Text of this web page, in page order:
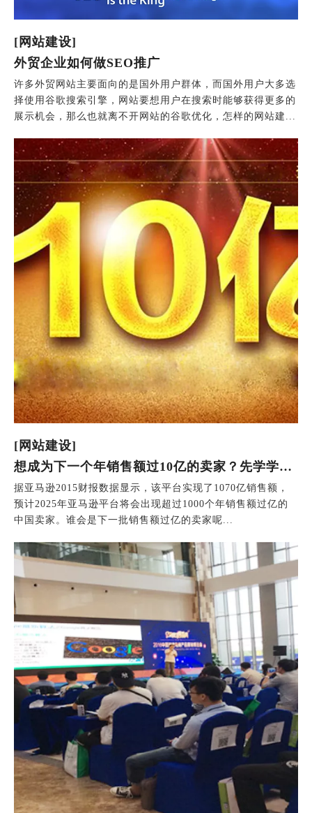
[网站建设]
外贸企业如何做SEO推广
许多外贸网站主要面向的是国外用户群体，而国外用户大多选
择使用谷歌搜索引擎，网站要想用户在搜索时能够获得更多的
展示机会，那么也就离不开网站的谷歌优化，怎样的网站建...
[网站建设]
想成为下一个年销售额过10亿的卖家？先学学怎么选品吧！
据亚马逊2015财报数据显示，该平台实现了1070亿销售额，
预计2025年亚马逊平台将会出现超过1000个年销售额过亿的
中国卖家。谁会是下一批销售额过亿的卖家呢...